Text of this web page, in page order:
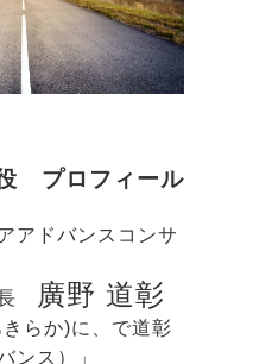
プロフィール
アドバンスコンサ
長
廣野 道彰
きらか)に、で道彰
ンス）」